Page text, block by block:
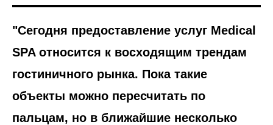
"Сегодня предоставление услуг Medical
SPA относится к восходящим трендам
гостиничного рынка. Пока такие
объекты можно пересчитать по
пальцам, но в ближайшие несколько